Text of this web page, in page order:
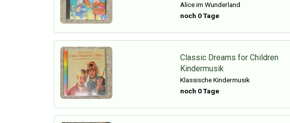
Alice im Wunderland
noch 0 Tage
Classic Dreams for Children
Kindermusik
Klassische Kindermusik
noch 0 Tage